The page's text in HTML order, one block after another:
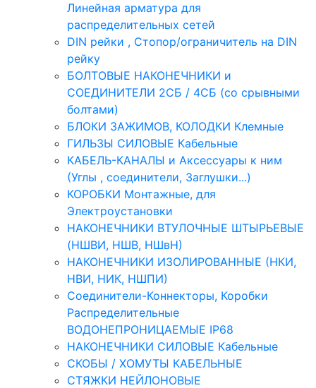
Линейная арматура для
распределительных сетей
DIN рейки , Стопор/ограничитель на DIN
рейку
БОЛТОВЫЕ НАКОНЕЧНИКИ и
СОЕДИНИТЕЛИ 2СБ / 4СБ (со срывными
болтами)
БЛОКИ ЗАЖИМОВ, КОЛОДКИ Клемные
ГИЛЬЗЫ СИЛОВЫЕ Кабельные
КАБЕЛЬ-КАНАЛЫ и Аксессуары к ним
(Углы , соединители, Заглушки...)
КОРОБКИ Монтажные, для
Электроустановки
НАКОНЕЧНИКИ ВТУЛОЧНЫЕ ШТЫРЬЕВЫЕ
(НШВИ, НШВ, НШвН)
НАКОНЕЧНИКИ ИЗОЛИРОВАННЫЕ (НКИ,
НВИ, НИК, НШПИ)
Соединители-Коннекторы, Коробки
Распределительные
ВОДОНЕПРОНИЦАЕМЫЕ IP68
НАКОНЕЧНИКИ СИЛОВЫЕ Кабельные
СКОБЫ / ХОМУТЫ КАБЕЛЬНЫЕ
СТЯЖКИ НЕЙЛОНОВЫЕ